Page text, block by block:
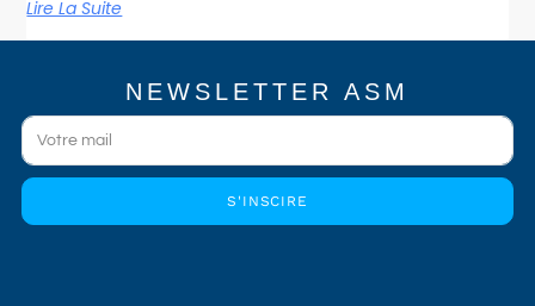
Lire La Suite
NEWSLETTER ASM
S'INSCIRE